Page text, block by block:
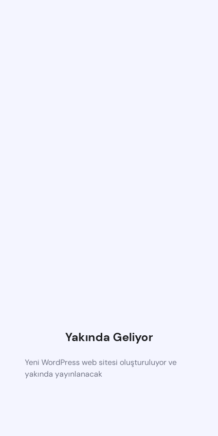
Yakında Geliyor
Yeni WordPress web sitesi oluşturuluyor ve
yakında yayınlanacak